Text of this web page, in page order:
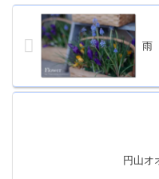
雨
円山オ